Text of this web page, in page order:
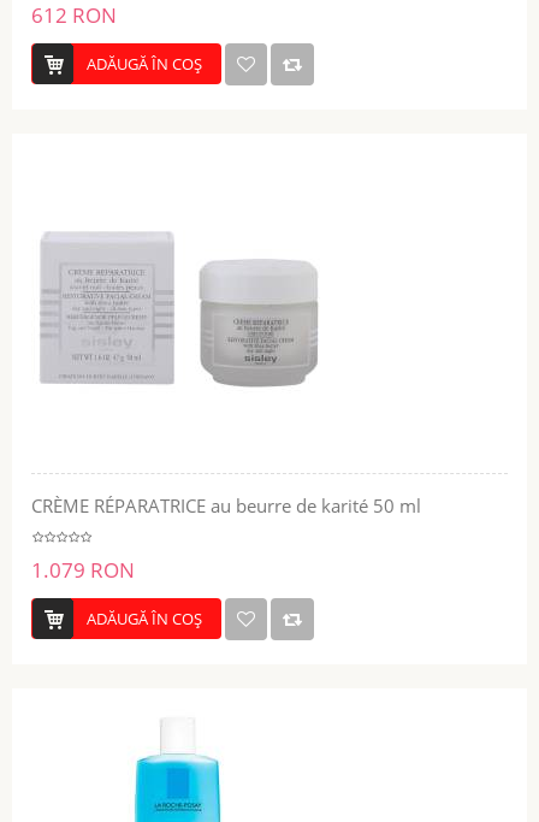
612 RON
ADĂUGĂ ÎN COŞ
CRÈME RÉPARATRICE au beurre de karité 50 ml
1.079 RON
ADĂUGĂ ÎN COŞ